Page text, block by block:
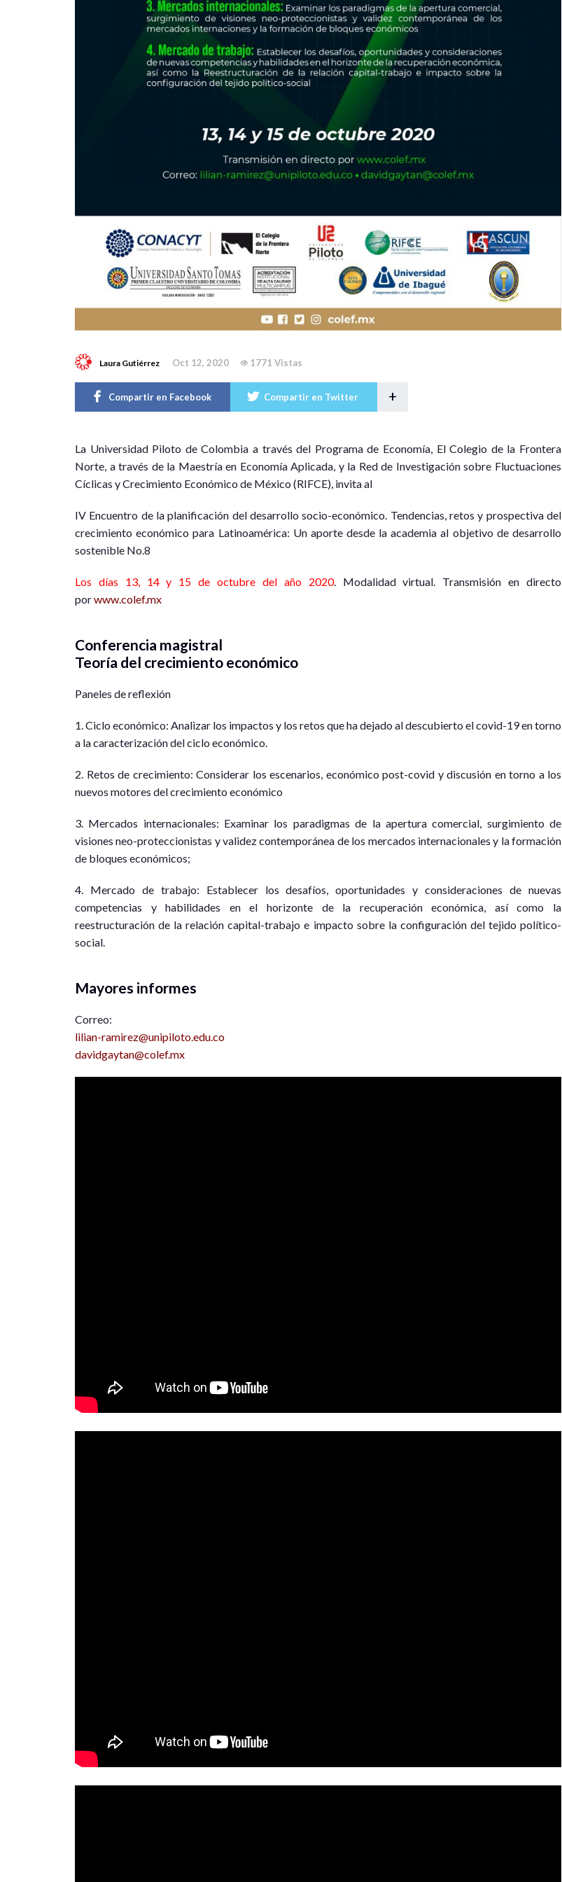
Laura Gutiérrez Oct 12, 2020 1771 Vistas
Compartir en Facebook Compartir en Twitter +
La Universidad Piloto de Colombia a través del Programa de Economía, El Colegio de la Frontera
Norte, a través de la Maestría en Economía Aplicada, y la Red de Investigación sobre Fluctuaciones
Cíclicas y Crecimiento Económico de México (RIFCE), invita al
IV Encuentro de la planificación del desarrollo socio-económico. Tendencias, retos y prospectiva del
crecimiento económico para Latinoamérica: Un aporte desde la academia al objetivo de desarrollo
sostenible No.8
Los días 13, 14 y 15 de octubre del año 2020. Modalidad virtual. Transmisión en directo
porwww.colef.mx
Conferencia magistral
Teoría del crecimiento económico
Paneles de reflexión
1. Ciclo económico: Analizar los impactos y los retos que ha dejado al descubierto el covid-19 en torno
a la caracterización del ciclo económico.
2. Retos de crecimiento: Considerar los escenarios, económico post-covid y discusión en torno a los
nuevos motores del crecimiento económico
3. Mercados internacionales: Examinar los paradigmas de la apertura comercial, surgimiento de
visiones neo-proteccionistas y validez contemporánea de los mercados internacionales y la formación
de bloques económicos;
4. Mercado de trabajo: Establecer los desafíos, oportunidades y consideraciones de nuevas
competencias y habilidades en el horizonte de la recuperación económica, así como la
reestructuración de la relación capital-trabajo e impacto sobre la configuración del tejido político-
social.
Mayores informes
Correo:
lilian-ramirez@unipiloto.edu.co
davidgaytan@colef.mx